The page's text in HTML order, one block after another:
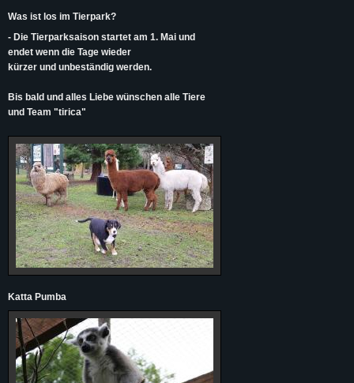
Was ist los im Tierpark?
- Die Tierparksaison startet am 1. Mai und
endet wenn die Tage wieder
kürzer und unbeständig werden.
Bis bald und alles Liebe wünschen alle Tiere
und Team "tirica"
Katta Pumba